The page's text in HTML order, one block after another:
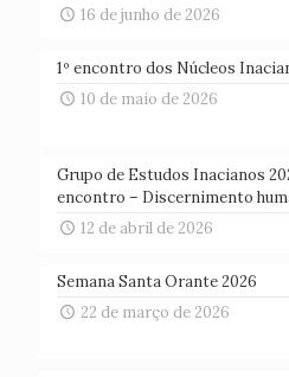
16 de junho de 2026
1º encontro dos Núcleos
10 de maio de 2026
Grupo de Estudos Inacianos
encontro – Discernimento
12 de abril de 2026
Semana Santa Orante 2026
22 de março de 2026